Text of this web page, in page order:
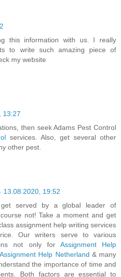
this information with us. I really
to write such amazing piece of
my website
13:27
then seek Adams Pest Control
services. Also, get several other
other pest.
13.08.2020, 19:52
served by a global leader of
not! Take a moment and get
assignment help writing services
Our writers serve to various
not only for Assignment Help
Assignment Help Netherland & many
the importance of time and
Both factors are essential to